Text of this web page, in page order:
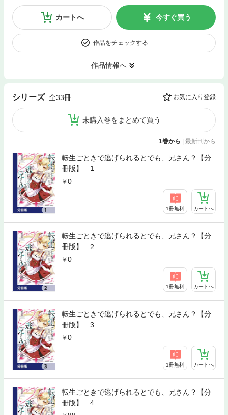
カートへ 今すぐ買う
作品をチェックする
作品情報へ
シリーズ 全33冊 お気に入り登録
未購入巻をまとめて買う
1巻から | 最新刊から
転生ごときで逃げられるとでも、兄さん？【分
冊版】 1
0
1冊無料 カートへ
転生ごときで逃げられるとでも、兄さん？【分
冊版】 2
0
1冊無料 カートへ
転生ごときで逃げられるとでも、兄さん？【分
冊版】 3
0
1冊無料 カートへ
転生ごときで逃げられるとでも、兄さん？【分
冊版】 4